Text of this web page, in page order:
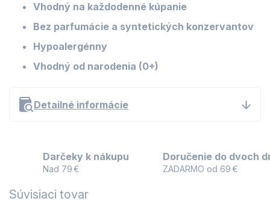
Vhodný na každodenné kúpanie
Bez parfumácie a syntetických konzervantov
Hypoalergénny
Vhodný od narodenia (0+)
Detailné informácie
Darčeky k nákupu
Nad 79 €
Doručenie do dvoch
ZADARMO od 69 €
Súvisiaci tovar